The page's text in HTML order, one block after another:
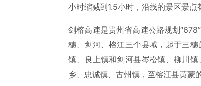
小时缩减到1.5小时，沿线的景区景点
剑榕高速是贵州省高速公路规划
穗、剑河、榕江三个县域，起于三
镇、良上镇和剑河县岑松镇、柳川
乡、忠诚镇、古州镇，至榕江县黄蒙